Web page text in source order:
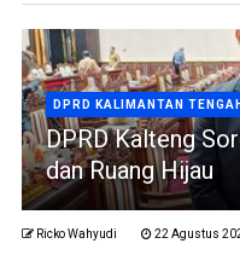
DPRD KALIMANTAN TENGAH
DPRD Kalteng
dan Ruang Hijau
Ricko Wahyudi 22 Agustus